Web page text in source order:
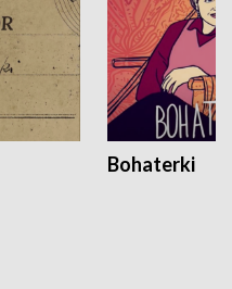
Bohaterki